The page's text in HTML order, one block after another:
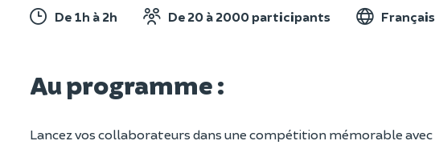
De 1h à 2h De 20 à 2000 participants
Au programme :
Lancez vos collaborateurs dans une compétition mémorable avec